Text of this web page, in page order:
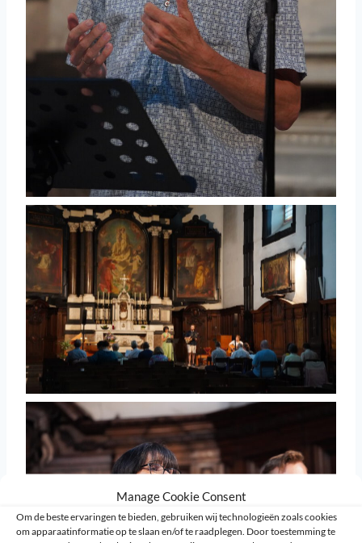
Manage Cookie Consent
Om de beste ervaringen te bieden, gebruiken wij technologieën zoals cookies
om apparaatinformatie op te slaan en/of te raadplegen. Door toestemming te